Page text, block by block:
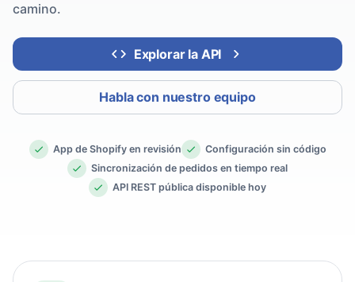
camino.
Explorar la API
Habla con nuestro equipo
App de Shopify en revisión
Configuración sin código
Sincronización de pedidos en tiempo real
API REST pública disponible hoy